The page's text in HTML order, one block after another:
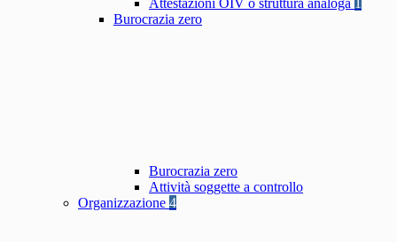
Attestazioni OIV o struttura analoga 1
Burocrazia zero
Burocrazia zero
Attività soggette a controllo
Organizzazione 4